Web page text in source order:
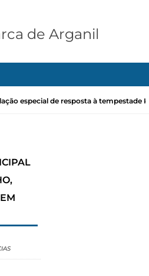
especial de resposta à tempestade